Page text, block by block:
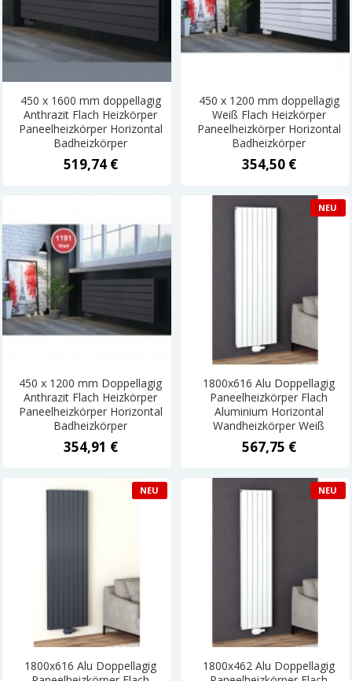
450 x 1600 mm doppellagig
Anthrazit Flach Heizkörper
Paneelheizkörper Horizontal
Badheizkörper
519,74 €
450 x 1200 mm doppellagig
Weiß Flach Heizkörper
Paneelheizkörper Horizontal
Badheizkörper
354,50 €
450 x 1200 mm Doppellagig
Anthrazit Flach Heizkörper
Paneelheizkörper Horizontal
Badheizkörper
354,91 €
NEU
1800x616 Alu Doppellagig
Paneelheizkörper Flach
Aluminium Horizontal
Wandheizkörper Weiß
567,75 €
NEU
1800x616 Alu Doppellagig
NEU
1800x462 Alu Doppellagig